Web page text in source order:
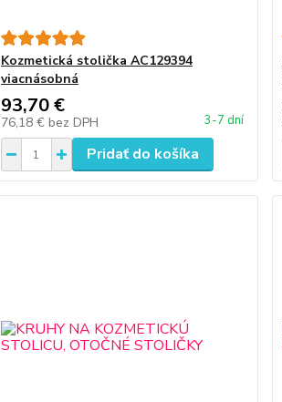
Kozmetická stolička AC129394
viacnásobná
93,70 €
76,18 € bez DPH 3-7 dní
Pridať do košíka